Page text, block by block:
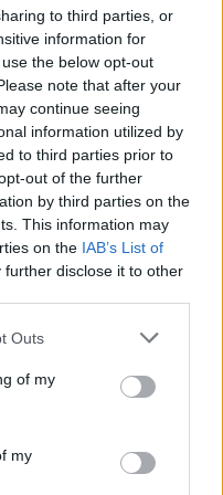
to third parties, or
information for
the below opt-out
note that after your
continue seeing
information utilized by
to third parties prior to
out of the further
by third parties on the
This information may
on the IAB’s List of
further disclose it to other
one or more Google
You may click to
its third-party tags to
in below Google
Outs
of my
my
del mercato
attive nelle
la formazione di
di un giocatore
che anche i
stanno
la nuova
dirà se gli
a mettere radici